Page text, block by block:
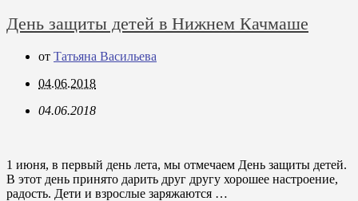
День защиты детей в Нижнем Качмаше
от Татьяна Васильева
04.06.2018
04.06.2018
1 июня, в первый день лета, мы отмечаем День защиты детей.
В этот день принято дарить друг другу хорошее настроение,
радость. Дети и взрослые заряжаются …